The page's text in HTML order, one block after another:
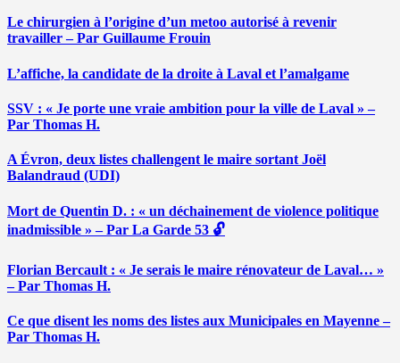
Le chirurgien à l’origine d’un metoo autorisé à revenir
travailler – Par Guillaume Frouin
L’affiche, la candidate de la droite à Laval et l’amalgame
SSV : « Je porte une vraie ambition pour la ville de Laval » –
Par Thomas H.
A Évron, deux listes challengent le maire sortant Joël
Balandraud (UDI)
Mort de Quentin D. : « un déchainement de violence politique
inadmissible » – Par La Garde 53 🔓
Florian Bercault : « Je serais le maire rénovateur de Laval… »
– Par Thomas H.
Ce que disent les noms des listes aux Municipales en Mayenne –
Par Thomas H.